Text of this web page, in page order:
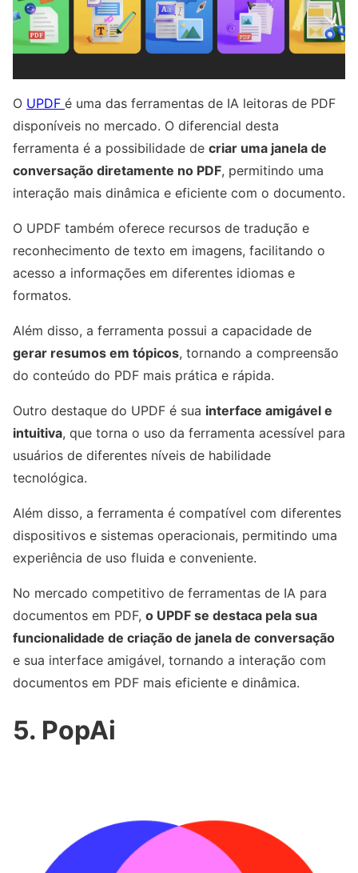
O UPDF é uma das ferramentas de IA leitoras de PDF
disponíveis no mercado. O diferencial desta
ferramenta é a possibilidade de criar uma janela de
conversação diretamente no PDF, permitindo uma
interação mais dinâmica e eficiente com o documento.
O UPDF também oferece recursos de tradução e
reconhecimento de texto em imagens, facilitando o
acesso a informações em diferentes idiomas e
formatos.
Além disso, a ferramenta possui a capacidade de
gerar resumos em tópicos, tornando a compreensão
do conteúdo do PDF mais prática e rápida.
Outro destaque do UPDF é sua interface amigável e
intuitiva, que torna o uso da ferramenta acessível para
usuários de diferentes níveis de habilidade
tecnológica.
Além disso, a ferramenta é compatível com diferentes
dispositivos e sistemas operacionais, permitindo uma
experiência de uso fluida e conveniente.
No mercado competitivo de ferramentas de IA para
documentos em PDF, o UPDF se destaca pela sua
funcionalidade de criação de janela de conversação
e sua interface amigável, tornando a interação com
documentos em PDF mais eficiente e dinâmica.
5. PopAi